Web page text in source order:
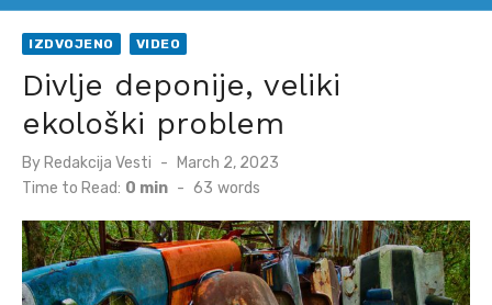
IZDVOJENO VIDEO
Divlje deponije, veliki
ekološki problem
By Redakcija Vesti
Posted
March 2, 2023
Time to Read: 0 min - 63 words